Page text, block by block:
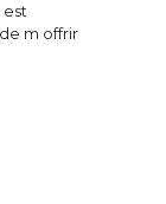
est
m offrir